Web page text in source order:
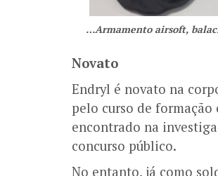
…Armamento airsoft,
Novato
Endryl é novato na
pelo curso de formação
encontrado na
concurso público.
No entanto, já como